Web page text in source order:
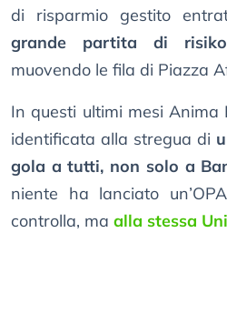
di risparmio gestito
grande partita di
muovendo le fila di Piazza
In questi ultimi mesi
identificata alla stregua di
gola a tutti, non solo a
niente ha lanciato
controlla, ma alla stessa